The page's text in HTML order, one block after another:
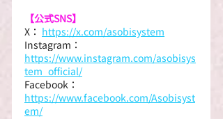
【公式SNS】
X： https://x.com/asobisystem
Instagram：
https://www.instagram.com/asobisys
tem_official/
Facebook：
https://www.facebook.com/Asobisyst
em/